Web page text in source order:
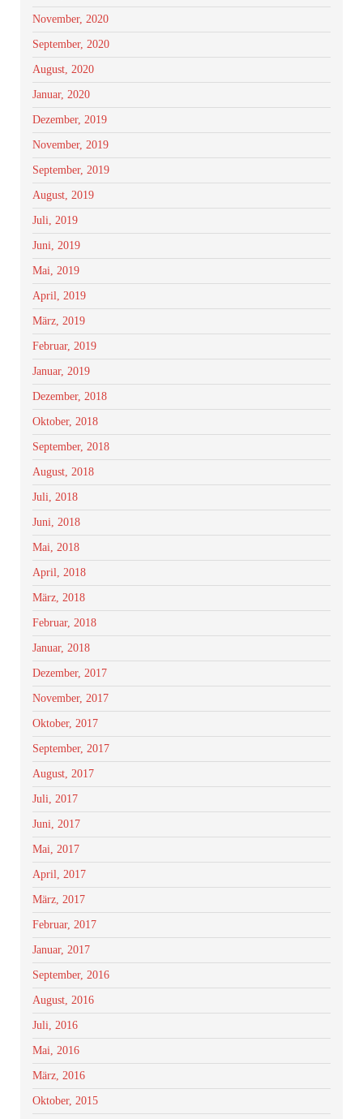
November, 2020
September, 2020
August, 2020
Januar, 2020
Dezember, 2019
November, 2019
September, 2019
August, 2019
Juli, 2019
Juni, 2019
Mai, 2019
April, 2019
März, 2019
Februar, 2019
Januar, 2019
Dezember, 2018
Oktober, 2018
September, 2018
August, 2018
Juli, 2018
Juni, 2018
Mai, 2018
April, 2018
März, 2018
Februar, 2018
Januar, 2018
Dezember, 2017
November, 2017
Oktober, 2017
September, 2017
August, 2017
Juli, 2017
Juni, 2017
Mai, 2017
April, 2017
März, 2017
Februar, 2017
Januar, 2017
September, 2016
August, 2016
Juli, 2016
Mai, 2016
März, 2016
Oktober, 2015